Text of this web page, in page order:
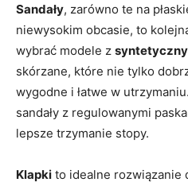
Sandały, zarówno te na
niewysokim‌ obcasie, to‌
wybrać ⁣modele z
skórzane, które nie tylko⁤
wygodne i łatwe ⁣w⁣
sandały z regulowanymi
lepsze trzymanie stopy.
Klapki to idealne rozwiązanie